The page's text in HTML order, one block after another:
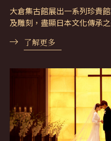
大倉集古館展出一系列珍貴
及雕刻，盡顯日本文化傳承之
了解更多